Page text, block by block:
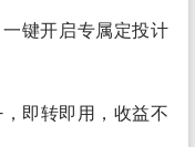
键开启专属定投计
，即转即用，收益不